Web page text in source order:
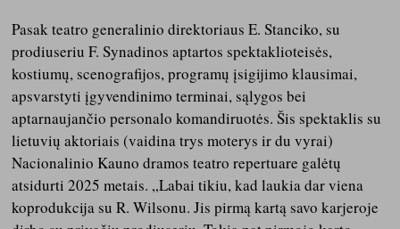
Pasak teatro generalinio direktoriaus E. Stanciko, su
prodiuseriu F. Synadinos aptartos spektaklioteisės,
kostiumų, scenografijos, programų įsigijimo klausimai,
apsvarstyti įgyvendinimo terminai, sąlygos bei
aptarnaujančio personalo komandiruotės. Šis spektaklis su
lietuvių aktoriais (vaidina trys moterys ir du vyrai)
Nacionalinio Kauno dramos teatro repertuare galėtų
atsidurti 2025 metais. „Labai tikiu, kad laukia dar viena
koprodukcija su R. Wilsonu. Jis pirmą kartą savo karjeroje